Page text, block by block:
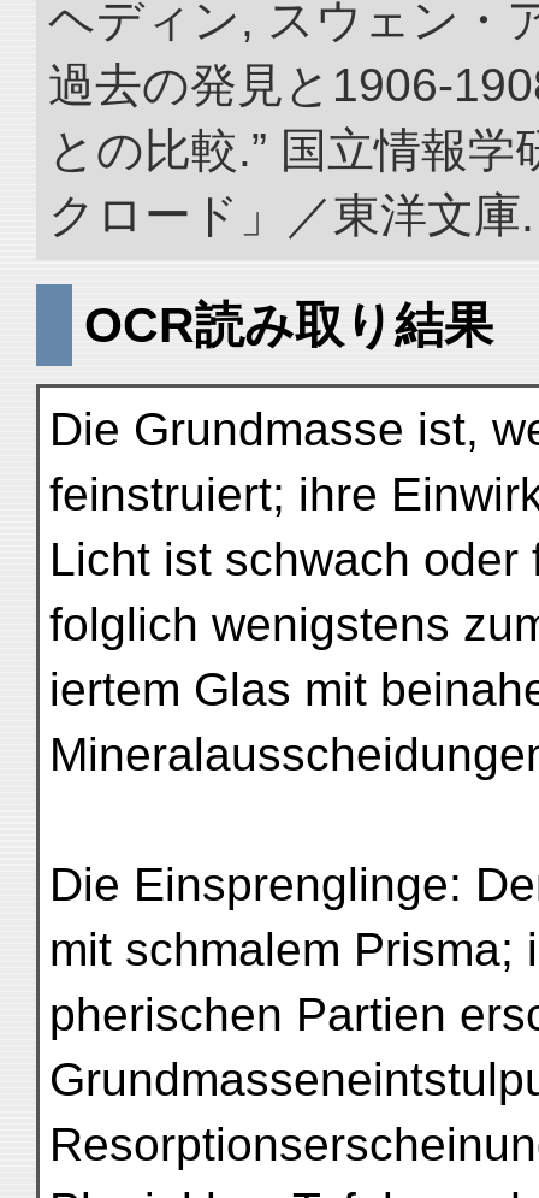
ヘディン, スウェン・
過去の発見と1906-
との比較.” 国立情報
クロード」／東洋文
OCR読み取り結果
Die Grundmasse ist,
feinstruiert; ihre
Licht ist schwach
folglich wenigstens
iertem Glas mit
Die Einsprenglinge:
mit schmalem Prisma;
pherischen Partien